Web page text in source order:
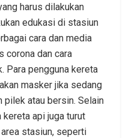
harus dilakukan
edukasi di stasiun
cara dan media
corona dan cara
Para pengguna kereta
masker jika sedang
atau bersin. Selain
kereta api juga turut
stasiun, seperti